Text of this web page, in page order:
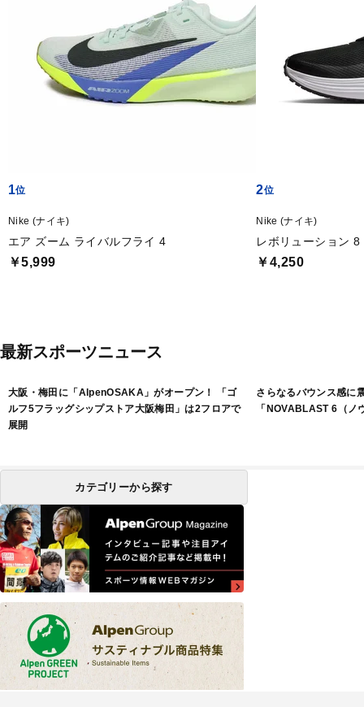
1
Nike (ナイキ)
エア ズーム ライバルフライ 4
￥5,999
2
Nike (ナイキ)
レボリューション
￥4,250
最新スポーツニュース
大阪・梅田に「AlpenOSAKA」がオープン！ 「ゴ
ルフ5フラッグシップストア大阪梅田」は2フロアで
展開
さらなるバウンス感に
「NOVABLAST 6（ノ
カテゴリーから探す